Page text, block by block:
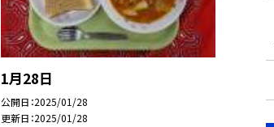
1月28日
公開日 2025/01/28
更新日 2025/01/28